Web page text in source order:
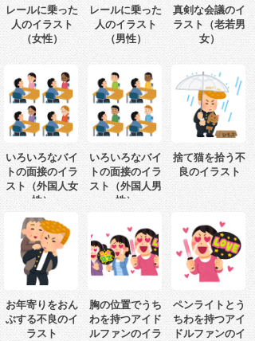
レールに乗った
人のイラスト
（女性）
レールに乗った
人のイラスト
（男性）
真剣な会議のイ
ラスト（老若男
女）
いろいろなバイ
トの面接のイラ
スト（外国人女
性）
いろいろなバイ
トの面接のイラ
スト（外国人男
性）
捨て猫を拾う不
良のイラスト
お年寄りをおん
ぶする不良のイ
ラスト
胸の位置でうち
わを持つアイド
ルファンのイラ
ペンライトとう
ちわを持つアイ
ドルファンのイ